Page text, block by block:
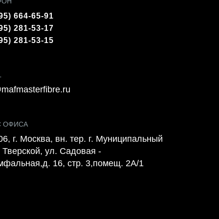
664-65-91
281-53-17
281-53-15
ОФИСА
г. Москва, вн. тер. г. Муниципальный
Тверской, ул. Садовая -
16, стр. 3,помещ. 2А/1